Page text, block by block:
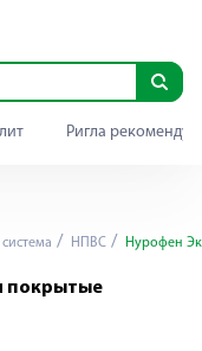
Ригла
НПВС Нурофен
покрытые